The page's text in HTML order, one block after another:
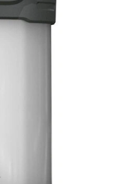
Ліхтарі Fenix